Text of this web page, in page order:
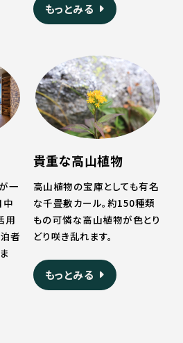
もっとみる
一
中
用
者
貴重な高山植物
高山植物の宝庫としても有名
な千畳敷カール。約150種類
もの可憐な高山植物が色とり
どり咲き乱れます。
もっとみる